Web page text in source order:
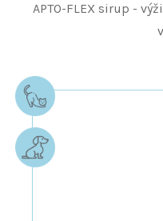
APTO-FLEX sirup -